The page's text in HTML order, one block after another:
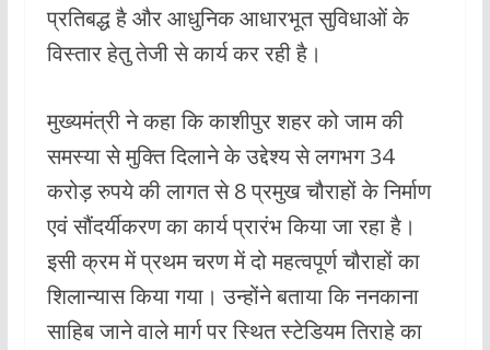
प्रतिबद्ध है और आधुनिक आधारभूत सुविधाओं के
विस्तार हेतु तेजी से कार्य कर रही है।
मुख्यमंत्री ने कहा कि काशीपुर शहर को जाम की
समस्या से मुक्ति दिलाने के उद्देश्य से लगभग 34
करोड़ रुपये की लागत से 8 प्रमुख चौराहों के निर्माण
एवं सौंदर्यीकरण का कार्य प्रारंभ किया जा रहा है।
इसी क्रम में प्रथम चरण में दो महत्वपूर्ण चौराहों का
शिलान्यास किया गया। उन्होंने बताया कि ननकाना
साहिब जाने वाले मार्ग पर स्थित स्टेडियम तिराहे का